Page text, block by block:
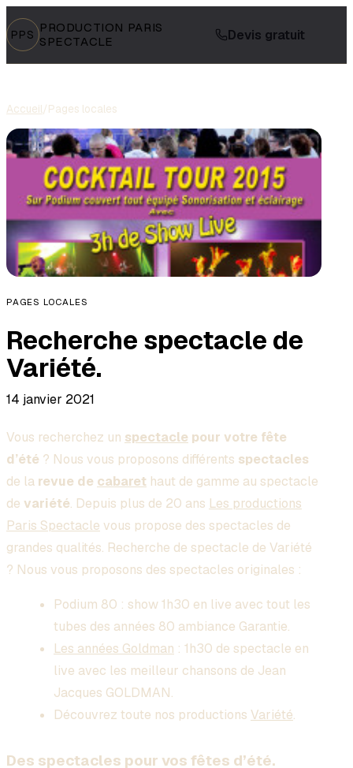
PPS PRODUCTION PARIS
SPECTACLE
Devis gratuit
Accueil/Pages locales
PAGES LOCALES
Recherche spectacle de
Variété.
14 janvier 2021
Vous recherchez un spectacle pour votre fête
d’été ? Nous vous proposons différents spectacles
de la revue de cabaret haut de gamme au spectacle
de variété. Depuis plus de 20 ans Les productions
Paris Spectacle vous propose des spectacles de
grandes qualités. Recherche de spectacle de Variété
? Nous vous proposons des spectacles originales :
Podium 80 : show 1h30 en live avec tout les
tubes des années 80 ambiance Garantie.
Les années Goldman : 1h30 de spectacle en
live avec les meilleur chansons de Jean
Jacques GOLDMAN.
Découvrez toute nos productions Variété.
Des spectacles pour vos fêtes d’été.